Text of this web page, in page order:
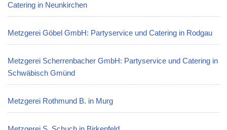
Catering in Neunkirchen
Metzgerei Göbel GmbH: Partyservice und Catering in Rodgau
Metzgerei Scherrenbacher GmbH: Partyservice und Catering in
Schwäbisch Gmünd
Metzgerei Rothmund B. in Murg